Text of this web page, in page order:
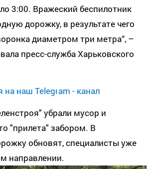
3:00. Вражеский беспилотник
дорожку, в результате чего
диаметром три метра“, –
пресс-служба Харьковского
на наш Telegram - канал
убрали мусор и
"прилета" забором. В
обновят, специалисты уже
направлении.